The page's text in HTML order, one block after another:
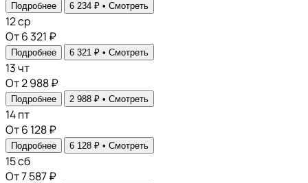
Подробнее 6 234 ₽ • Смотреть
12ср
От 6 321 ₽
Подробнее 6 321 ₽ • Смотреть
13чт
От 2 988 ₽
Подробнее 2 988 ₽ • Смотреть
14пт
От 6 128 ₽
Подробнее 6 128 ₽ • Смотреть
15сб
От 7 587 ₽